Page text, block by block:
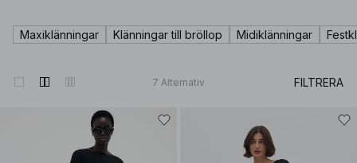
Maxiklänningar Klänningar till bröllop Midiklänningar
7 Alternativ FILTRERA